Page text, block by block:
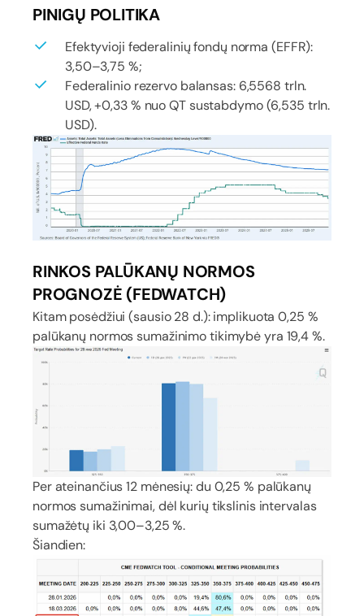
PINIGŲ POLITIKA
Efektyvioji federalinių fondų norma (EFFR):
3,50–3,75 %;
Federalinio rezervo balansas: 6,5568 trln.
USD, +0,33 % nuo QT sustabdymo (6,535 trln.
USD).
RINKOS PALŪKANŲ NORMOS
PROGNOZĖ (FEDWATCH)
Kitam posėdžiui (sausio 28 d.): implikuota 0,25 %
palūkanų normos sumažinimo tikimybė yra 19,4 %.
Per ateinančius 12 mėnesių: du 0,25 % palūkanų
normos sumažinimai, dėl kurių tikslinis intervalas
sumažėtų iki 3,00–3,25 %.
Šiandien: